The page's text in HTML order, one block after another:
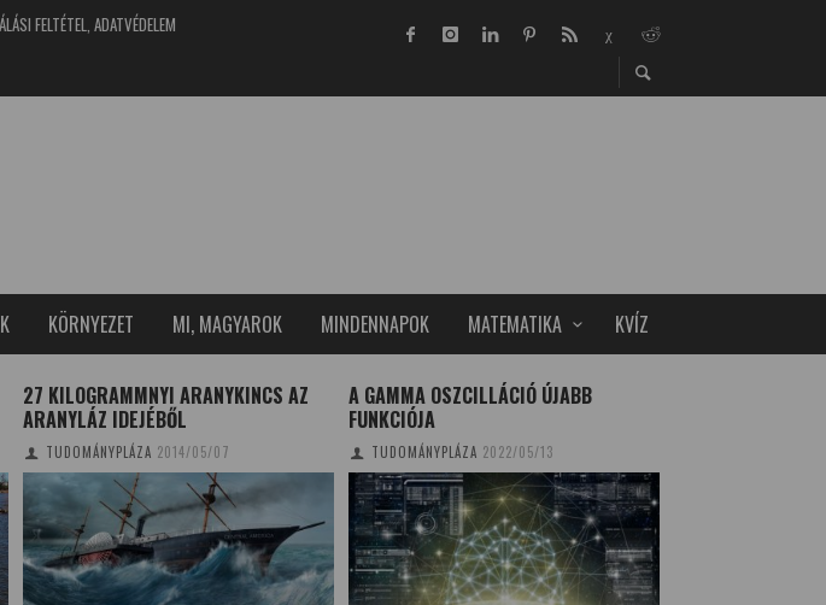
FELTÉTEL, ADATVÉDELEM
KÖRNYEZET MI, MAGYAROK MINDENNAPOK MATEMATIKA KVÍZ
27 KILOGRAMMNYI ARANYKINCS AZ
ARANYLÁZ IDEJÉBŐL
TUDOMÁNYPLÁZA 2014/05/07
A GAMMA OSZCILLÁCIÓ ÚJABB
FUNKCIÓJA
TUDOMÁNYPLÁZA 2022/05/13